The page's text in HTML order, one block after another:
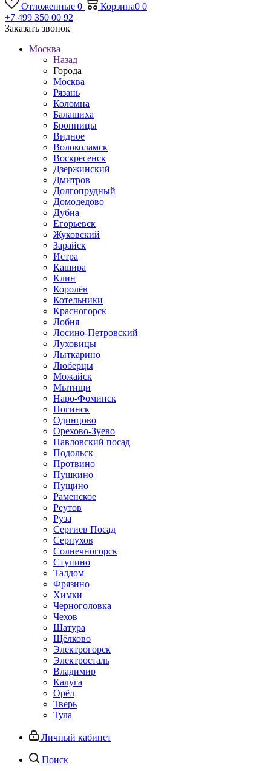
Отложенные 0 Корзина0 0
+7 499 350 00 92
Заказать звонок
Москва
Назад
Города
Москва
Рязань
Коломна
Балашиха
Бронницы
Видное
Волоколамск
Воскресенск
Дзержинский
Дмитров
Долгопрудный
Домодедово
Дубна
Егорьевск
Жуковский
Зарайск
Истра
Кашира
Клин
Королёв
Котельники
Красногорск
Лобня
Лосино-Петровский
Луховицы
Лыткарино
Люберцы
Можайск
Мытищи
Наро-Фоминск
Ногинск
Одинцово
Орехово-Зуево
Павловский посад
Подольск
Протвино
Пушкино
Пущино
Раменское
Реутов
Руза
Сергиев Посад
Серпухов
Солнечногорск
Ступино
Талдом
Фрязино
Химки
Черноголовка
Чехов
Шатура
Щёлково
Электрогорск
Электросталь
Владимир
Калуга
Орёл
Тверь
Тула
Личный кабинет
Поиск